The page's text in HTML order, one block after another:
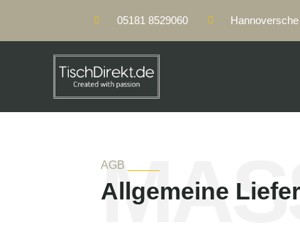
05181 8529060 Hannoversche
AGB
Allgemeine